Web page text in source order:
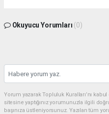
Okuyucu Yorumları (0)
Yorum yazarak Topluluk Kuralları’nı
sitesine yaptığınız yorumunuzla ilgili
başınıza üstleniyorsunuz. Yazılan tüm